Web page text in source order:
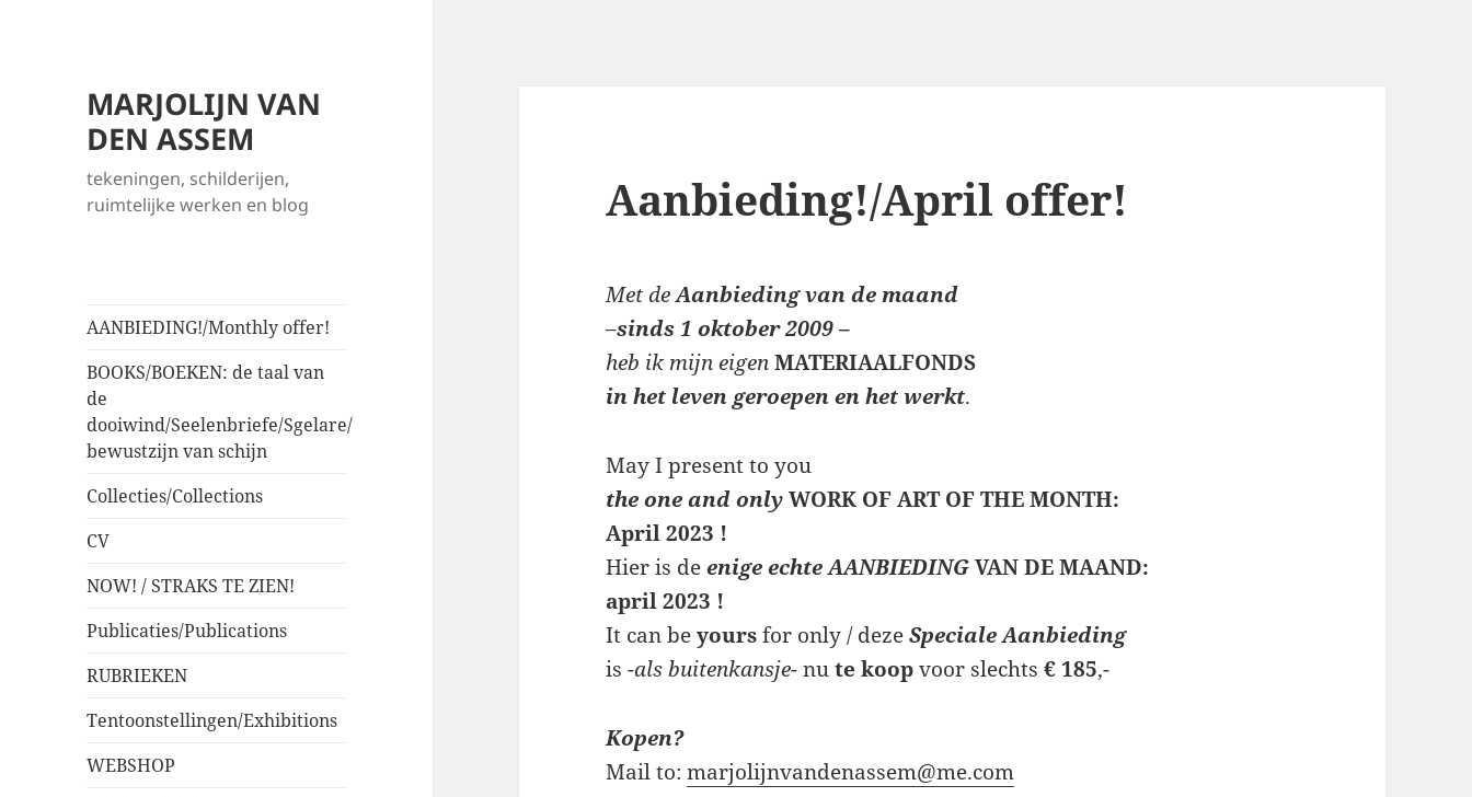
MARJOLIJN VAN
DEN ASSEM
tekeningen, schilderijen,
ruimtelijke werken en blog
AANBIEDING!/Monthly offer!
BOOKS/BOEKEN: de taal van
de
dooiwind/Seelenbriefe/Sgelare/
bewustzijn van schijn
Collecties/Collections
CV
NOW! / STRAKS TE ZIEN!
Publicaties/Publications
RUBRIEKEN
Tentoonstellingen/Exhibitions
WEBSHOP
Aanbieding!/April offer!
Met de Aanbieding van de maand
–sinds 1 oktober 2009–
heb ik mijn eigen MATERIAALFONDS
in het leven geroepen en het werkt.
May I present to you
the one and onlyWORK OF ART OF THE MONTH:
April 2023 !
Hier is deenige echte AANBIEDINGVAN DE MAAND:
april 2023 !
It can beyoursfor only / dezeSpeciale Aanbieding
is-als buitenkansje-nute koopvoor slechts€ 185,-
Kopen?
Mail to:marjolijnvandenassem@me.com